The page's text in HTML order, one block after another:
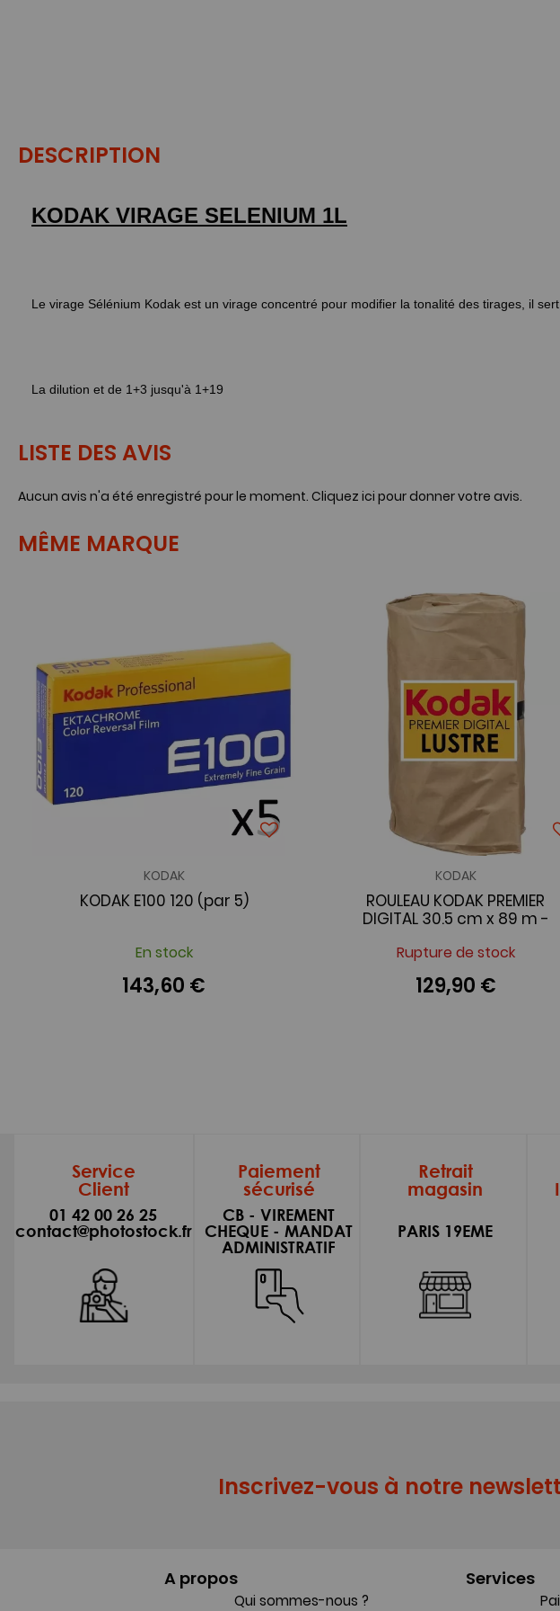
DESCRIPTION
KODAK VIRAGE SELENIUM 1L
Le virage Sélénium Kodak est un virage concentré pour modifier la tonalité des tirages, il
La dilution et de 1+3 jusqu'à 1+19
LISTE DES AVIS
Aucun avis n'a été enregistré pour le moment. Cliquez ici pour donner votre avis.
MÊME MARQUE
KODAK
KODAK E100 120 (par 5)
En stock
143,60 €
KODAK
ROULEAU KODAK PREMIER
DIGITAL 30.5 cm x 89 m -
Rupture de stock
129,90 €
Service
Client
01 42 00 26 25
contact@photostock.fr
Paiement
sécurisé
CB - VIREMENT
CHEQUE - MANDAT
ADMINISTRATIF
Retrait
magasin
PARIS 19EME
Inscrivez-vous à notre
A propos
Qui sommes-nous ?
Services